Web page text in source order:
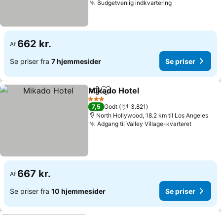
Budgetvenlig indkvarteringSe priser
Af 662 kr.
Se priser fra 7 hjemmesider Se priser
Del Føj til favoritter
Mikado Hotel
3 Stjerner
7,5 Godt
3.821
North Hollywood, 18.2 km til Los Angeles
Adgang til Valley Village-kvarteretSe
Af 667 kr.
Se priser fra 10 hjemmesider Se priser